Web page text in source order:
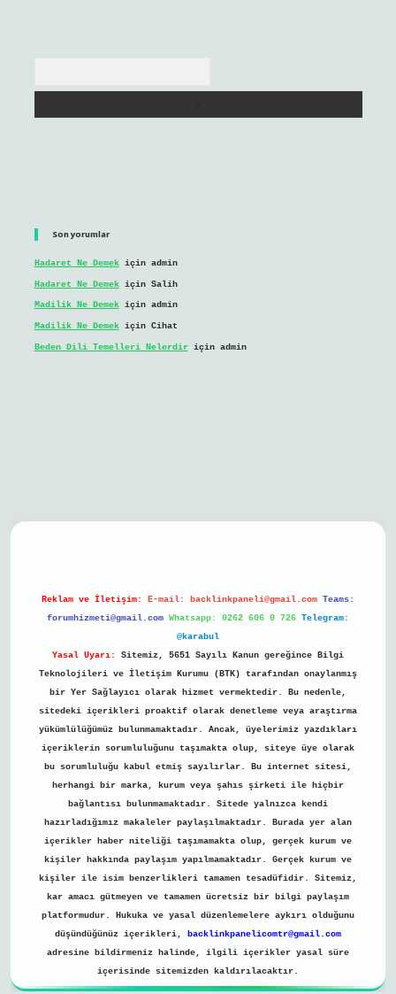
Son yorumlar
Hadaret Ne Demekiçin admin
Hadaret Ne Demekiçin Salih
Madilik Ne Demekiçin admin
Madilik Ne Demekiçin Cihat
Beden Dili Temelleri Nelerdiriçin admin
Reklam ve İletişim: E-mail: backlinkpaneli@gmail.com Teams:
forumhizmeti@gmail.com Whatsapp: 0262 606 0 726 Telegram:
@karabul
Yasal Uyarı:
Sitemiz, 5651 Sayılı Kanun gereğince Bilgi
Teknolojileri ve İletişim Kurumu (BTK) tarafından onaylanmış
bir Yer Sağlayıcı olarak hizmet vermektedir. Bu nedenle,
sitedeki içerikleri proaktif olarak denetleme veya araştırma
yükümlülüğümüz bulunmamaktadır. Ancak, üyelerimiz yazdıkları
içeriklerin sorumluluğunu taşımakta olup, siteye üye olarak
bu sorumluluğu kabul etmiş sayılırlar. Bu internet sitesi,
herhangi bir marka, kurum veya şahıs şirketi ile hiçbir
bağlantısı bulunmamaktadır. Sitede yalnızca kendi
hazırladığımız makaleler paylaşılmaktadır. Burada yer alan
içerikler haber niteliği taşımamakta olup, gerçek kurum ve
kişiler hakkında paylaşım yapılmamaktadır. Gerçek kurum ve
kişiler ile isim benzerlikleri tamamen tesadüfidir. Sitemiz,
kar amacı gütmeyen ve tamamen ücretsiz bir bilgi paylaşım
platformudur. Hukuka ve yasal düzenlemelere aykırı olduğunu
düşündüğünüz içerikleri,
backlinkpanelicomtr@gmail.com
adresine bildirmeniz halinde, ilgili içerikler yasal süre
içerisinde sitemizden kaldırılacaktır.